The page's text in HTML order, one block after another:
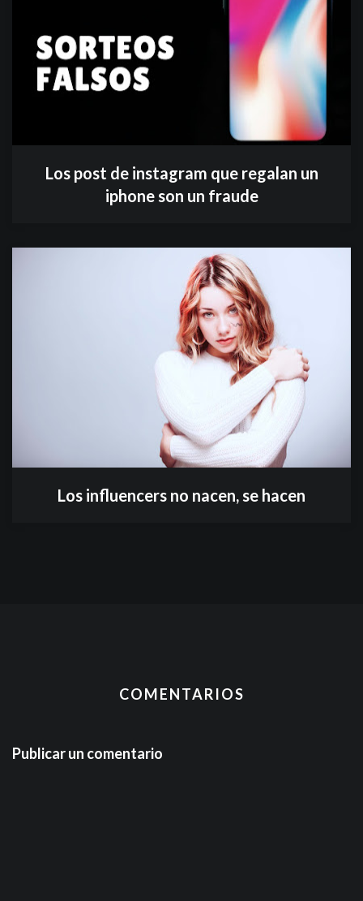
Los post de instagram que regalan un
iphone son un fraude
Los influencers no nacen, se hacen
COMENTARIOS
Publicar un comentario